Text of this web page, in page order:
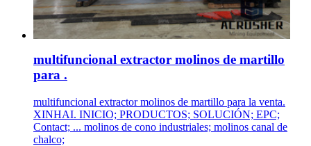
multifuncional extractor molinos de martillo
para .
multifuncional extractor molinos de martillo para la venta.
XINHAI. INICIO; PRODUCTOS; SOLUCIÓN; EPC;
Contact; ... molinos de cono industriales; molinos canal de
chalco;